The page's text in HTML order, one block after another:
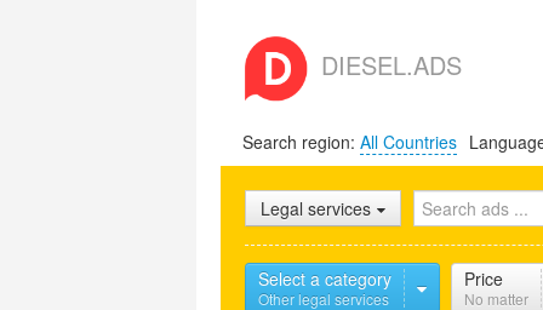
DIESEL.ADS
Search region: All Countries
Legal services
Select a category
Other legal services
Price
No matter